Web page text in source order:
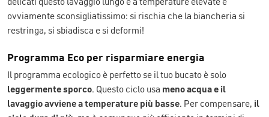
delicati questo lavaggio lungo e a temperature elevate è
ovviamente sconsigliatissimo: si rischia che la biancheria si
restringa, si sbiadisca e si deformi!
Programma Eco per risparmiare energia
Il programma ecologico è perfetto se il tuo bucato è solo
leggermente sporco. Questo ciclo usa meno acqua e il
lavaggio avviene a temperature più basse. Per compensare, il